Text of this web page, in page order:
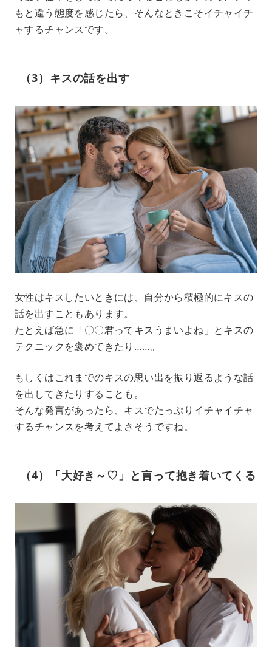
もと違う態度を感じたら、そんなときこそイチャイチ
ャするチャンスです。
（3）キスの話を出す
女性はキスしたいときには、自分から積極的にキスの
話を出すこともあります。
たとえば急に「〇〇君ってキスうまいよね」とキスの
テクニックを褒めてきたり……。
もしくはこれまでのキスの思い出を振り返るような話
を出してきたりすることも。
そんな発言があったら、キスでたっぷりイチャイチャ
するチャンスを考えてよさそうですね。
（4）「大好き～♡」と言って抱き着いてくる